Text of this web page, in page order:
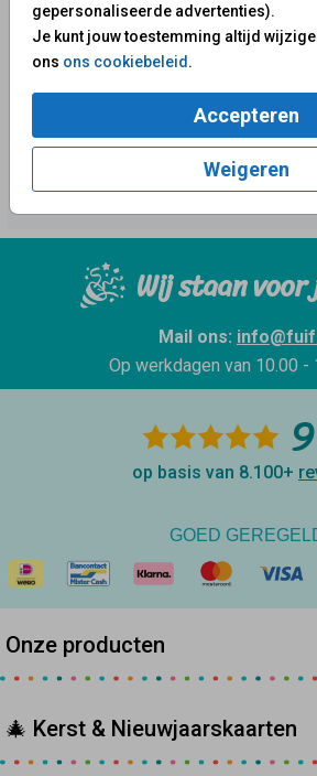
gepersonaliseerde advertenties).
Je kunt jouw toestemming altijd
ons ons cookiebeleid.
Accepteren
Weigeren
Wij staan
Mail ons:
Op werkdagen van 10.00 -
op basis van 8.100+
GOED
Onze producten
🎄 Kerst & Nieuwjaarskaarten